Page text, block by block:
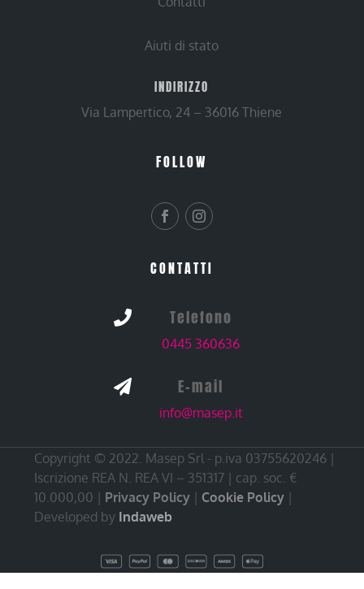
Aiuti di stato
INDIRIZZO
Via Lampertico, 24 – 36016 Thiene
FOLLOW
CONTATTI
 Telefono
0445 360636
 E-mail
info@masep.it
Copyright © 2022. Masep Srl - p.iva 03755620246 |
Iscrizione REA N. REA VI – 351317 | cap. soc. €
10.000,00 | Privacy Policy | Cookie Policy |
Developed by Indaweb